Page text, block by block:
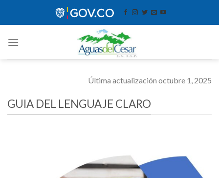
Última actualización octubre 1, 2025
GUIA DEL LENGUAJE CLARO